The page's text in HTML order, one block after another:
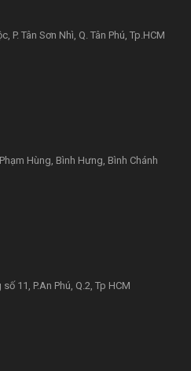
P. Tân Sơn Nhì, Q. Tân Phú, Tp.HCM
Hùng, Bình Hưng, Bình Chánh
11, P.An Phú, Q.2, Tp HCM